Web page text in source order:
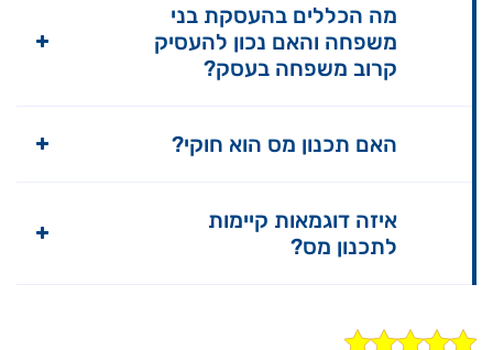
מה הכללים בהעסקת בני
משפחה והאם נכון להעסיק
קרוב משפחה בעסק?
האם תכנון מס הוא חוקי?
איזה דוגמאות קיימות
לתכנון מס?